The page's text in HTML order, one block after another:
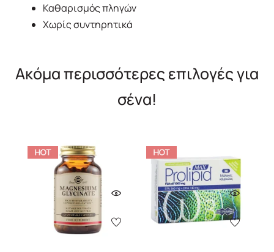
Καθαρισμός πληγών
Χωρίς συντηρητικά
Ακόμα περισσότερες επιλογές για
σένα!